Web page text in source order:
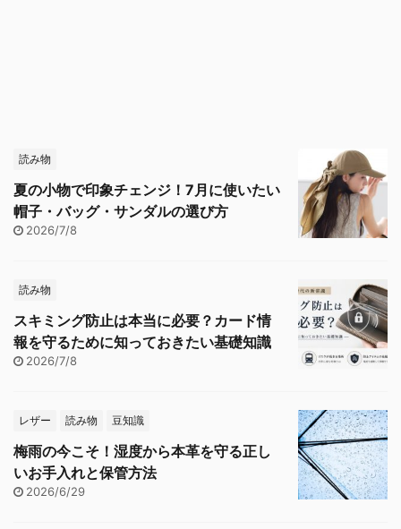
読み物
夏の小物で印象チェンジ！7月に使いたい
帽子・バッグ・サンダルの選び方
2026/7/8
読み物
スキミング防止は本当に必要？カード情
報を守るために知っておきたい基礎知識
2026/7/8
レザー 読み物 豆知識
梅雨の今こそ！湿度から本革を守る正し
いお手入れと保管方法
2026/6/29